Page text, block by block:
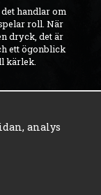
handlar om
roll. När
dryck, det är
ett ögonblick
kärlek.
analys